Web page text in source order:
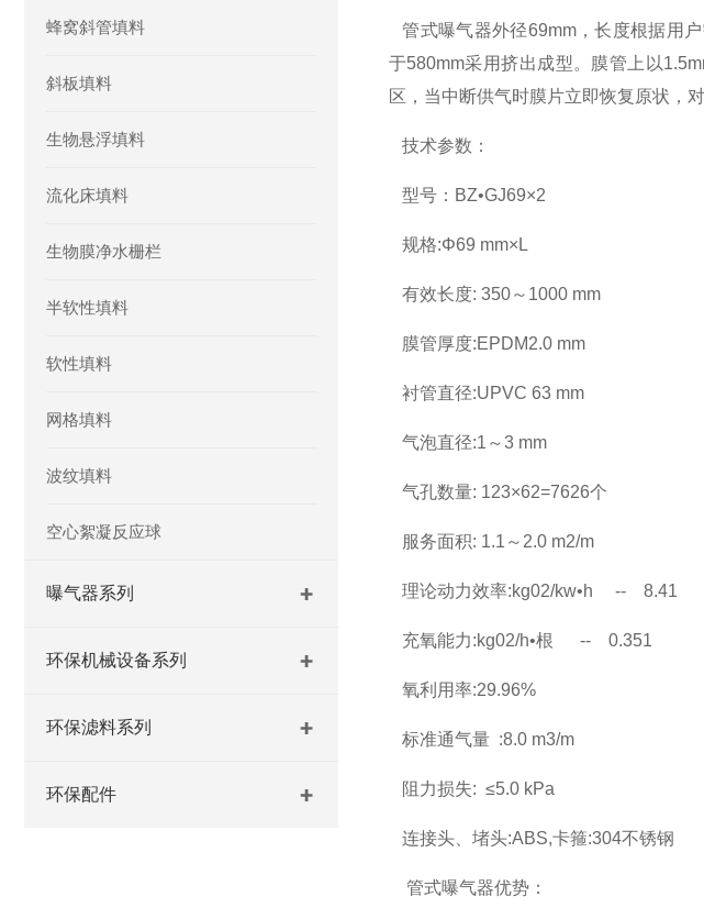
蜂窝斜管填料
斜板填料
生物悬浮填料
流化床填料
生物膜净水栅栏
半软性填料
软性填料
网格填料
波纹填料
空心絮凝反应球
曝气器系列
环保机械设备系列
环保滤料系列
环保配件
管式曝气器外径69mm，长度根据用
于580mm采用挤出成型。膜管上以
区，当中断供气时膜片立即恢复原状，
技术参数：
型号： BZ•GJ69×2
规格:Φ69 mm× L
有效长度: 350～ 1000 mm
膜管厚度:EPDM2.0 mm
衬管直径:UPVC 63 mm
气泡直径:1 ～3 mm
气孔数量: 123×62=7626个
服务面积: 1.1 ～ 2.0 m2/m
理论动力效率:kg02/kw•h -- 8.41
充氧能力:kg02/h•根 -- 0.351
氧利用率:29.96%
标准通气量:8.0 m3/m
阻力损失: ≤5.0 kPa
连接头、堵头:ABS,卡箍:304不锈钢
管式曝气器优势：